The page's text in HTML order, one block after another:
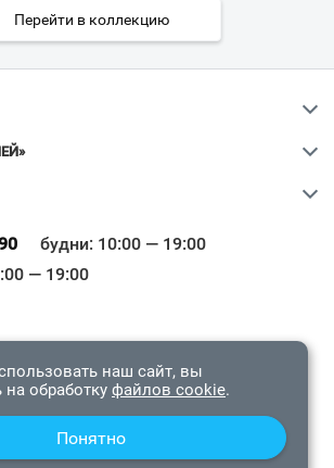
Перейти в коллекцию
будни: 10:00 — 19:00
— 19:00
Онлайн». Все права защищены.
наш сайт, вы
на обработку файлов cookie.
Понятно